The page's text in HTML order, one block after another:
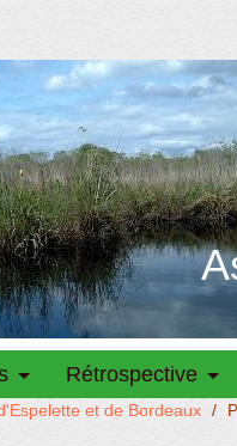
Rétrospective
et de Bordeaux /